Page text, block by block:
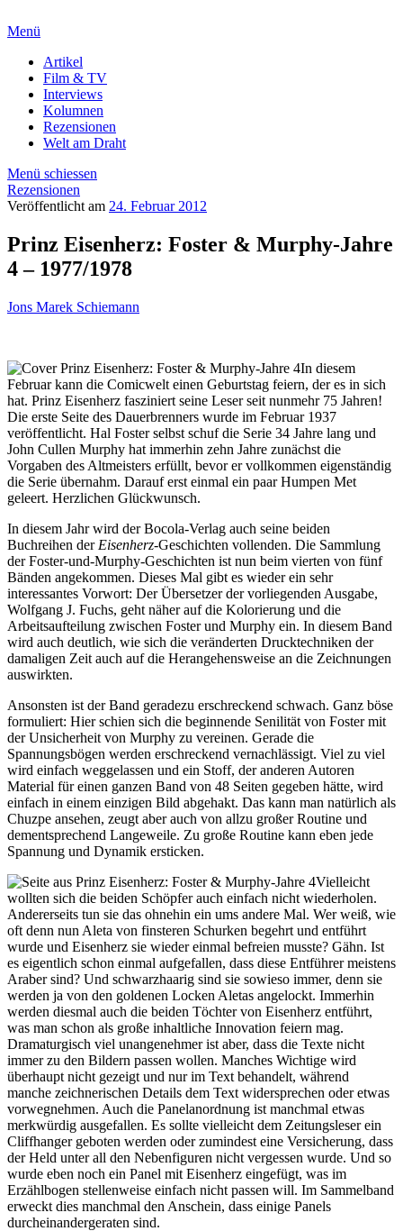
Menü
Artikel
Film & TV
Interviews
Kolumnen
Rezensionen
Welt am Draht
Menü schiessen
Rezensionen
Veröffentlicht am 24. Februar 2012
Prinz Eisenherz: Foster & Murphy-Jahre
4 – 1977/1978
Jons Marek Schiemann
In diesem
Februar kann die Comicwelt einen Geburtstag feiern, der es in sich
hat. Prinz Eisenherz fasziniert seine Leser seit nunmehr 75 Jahren!
Die erste Seite des Dauerbrenners wurde im Februar 1937
veröffentlicht. Hal Foster selbst schuf die Serie 34 Jahre lang und
John Cullen Murphy hat immerhin zehn Jahre zunächst die
Vorgaben des Altmeisters erfüllt, bevor er vollkommen eigenständig
die Serie übernahm. Darauf erst einmal ein paar Humpen Met
geleert. Herzlichen Glückwunsch.
In diesem Jahr wird der Bocola-Verlag auch seine beiden
Buchreihen der Eisenherz-Geschichten vollenden. Die Sammlung
der Foster-und-Murphy-Geschichten ist nun beim vierten von fünf
Bänden angekommen. Dieses Mal gibt es wieder ein sehr
interessantes Vorwort: Der Übersetzer der vorliegenden Ausgabe,
Wolfgang J. Fuchs, geht näher auf die Kolorierung und die
Arbeitsaufteilung zwischen Foster und Murphy ein. In diesem Band
wird auch deutlich, wie sich die veränderten Drucktechniken der
damaligen Zeit auch auf die Herangehensweise an die Zeichnungen
auswirkten.
Ansonsten ist der Band geradezu erschreckend schwach. Ganz böse
formuliert: Hier schien sich die beginnende Senilität von Foster mit
der Unsicherheit von Murphy zu vereinen. Gerade die
Spannungsbögen werden erschreckend vernachlässigt. Viel zu viel
wird einfach weggelassen und ein Stoff, der anderen Autoren
Material für einen ganzen Band von 48 Seiten gegeben hätte, wird
einfach in einem einzigen Bild abgehakt. Das kann man natürlich als
Chuzpe ansehen, zeugt aber auch von allzu großer Routine und
dementsprechend Langeweile. Zu große Routine kann eben jede
Spannung und Dynamik ersticken.
Vielleicht
wollten sich die beiden Schöpfer auch einfach nicht wiederholen.
Andererseits tun sie das ohnehin ein ums andere Mal. Wer weiß, wie
oft denn nun Aleta von finsteren Schurken begehrt und entführt
wurde und Eisenherz sie wieder einmal befreien musste? Gähn. Ist
es eigentlich schon einmal aufgefallen, dass diese Entführer meistens
Araber sind? Und schwarzhaarig sind sie sowieso immer, denn sie
werden ja von den goldenen Locken Aletas angelockt. Immerhin
werden diesmal auch die beiden Töchter von Eisenherz entführt,
was man schon als große inhaltliche Innovation feiern mag.
Dramaturgisch viel unangenehmer ist aber, dass die Texte nicht
immer zu den Bildern passen wollen. Manches Wichtige wird
überhaupt nicht gezeigt und nur im Text behandelt, während
manche zeichnerischen Details dem Text widersprechen oder etwas
vorwegnehmen. Auch die Panelanordnung ist manchmal etwas
merkwürdig ausgefallen. Es sollte vielleicht dem Zeitungsleser ein
Cliffhanger geboten werden oder zumindest eine Versicherung, dass
der Held unter all den Nebenfiguren nicht vergessen wurde. Und so
wurde eben noch ein Panel mit Eisenherz eingefügt, was im
Erzählbogen stellenweise einfach nicht passen will. Im Sammelband
erweckt dies manchmal den Anschein, dass einige Panels
durcheinandergeraten sind.